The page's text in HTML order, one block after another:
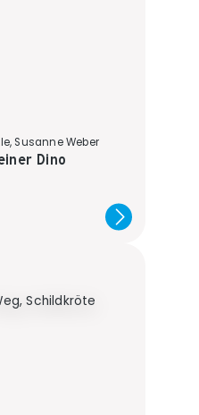
Susanne Weber
Dino